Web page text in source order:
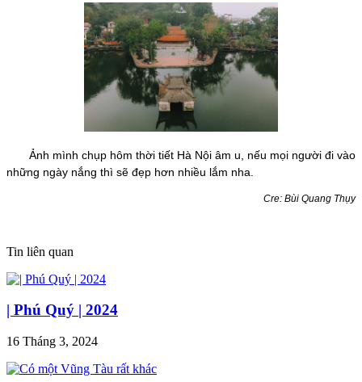
Ảnh mình chụp hôm thời tiết Hà Nội âm u, nếu mọi người đi vào
những ngày nắng thì sẽ đẹp hơn nhiều lắm nha.
Cre: Bùi Quang Thụy
Tin liên quan
| Phú Quý | 2024
16 Tháng 3, 2024